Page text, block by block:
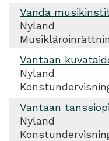
Vanda
Nyland
Vantaan
Nyland
Vantaan
Nyland